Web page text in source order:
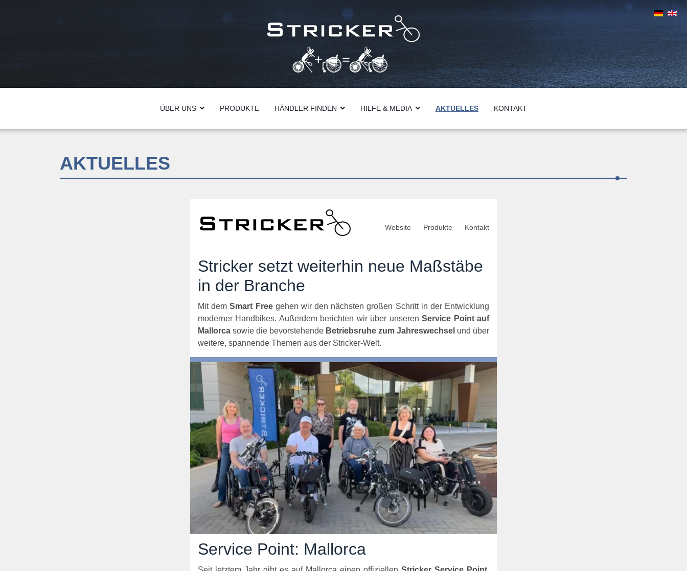
ÜBER UNS PRODUKTE HÄNDLER FINDEN HILFE & MEDIA AKTUELLES KONTAKT
AKTUELLES
Website Produkte Kontakt
Stricker setzt weiterhin neue Maßstäbe
in der Branche
Mit demSmart Freegehen wir den nächsten großen Schritt in der Entwicklung
moderner Handbikes. Außerdem berichten wir über unserenService Point auf
Mallorca sowie die bevorstehende Betriebsruhe zum Jahreswechsel und über
weitere, spannende Themen aus der Stricker-Welt.
Service Point: Mallorca